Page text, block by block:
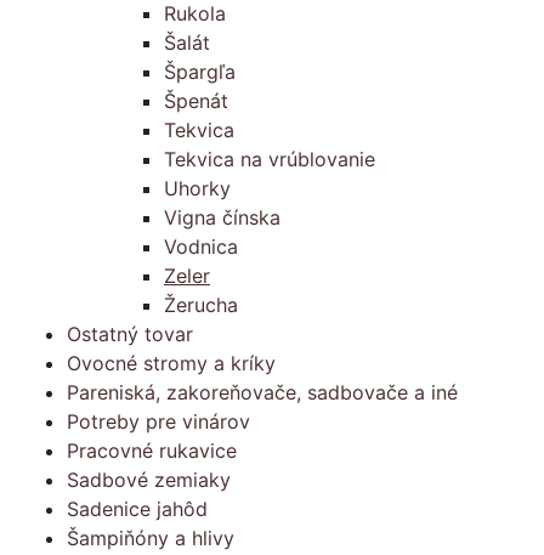
Rukola
Šalát
Špargľa
Špenát
Tekvica
Tekvica na vrúblovanie
Uhorky
Vigna čínska
Vodnica
Zeler
Žerucha
Ostatný tovar
Ovocné stromy a kríky
Pareniská, zakoreňovače, sadbovače a iné
Potreby pre vinárov
Pracovné rukavice
Sadbové zemiaky
Sadenice jahôd
Šampiňóny a hlivy